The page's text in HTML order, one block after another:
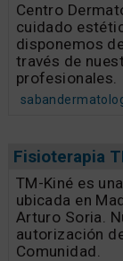
Centro
cuidado
disponemos
través de
profesionales.
Fisioterapia
TM-Kiné es
ubicada en
Arturo Soria.
autorización
Comunidad.